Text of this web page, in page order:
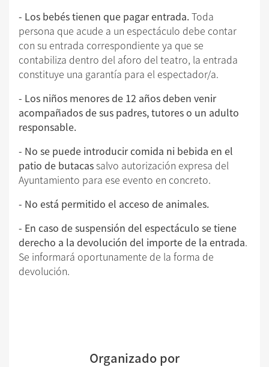
- Los bebés tienen que pagar entrada.Toda
persona que acude a un espectáculo debe contar
con su entrada correspondiente ya que se
contabiliza dentro del aforo del teatro, la entrada
constituye una garantía para el espectador/a.
- Los niños menores de 12 años deben venir
acompañados de sus padres, tutores o un adulto
responsable.
- No se puede introducir comida ni bebida en el
patio de butacassalvo autorización expresa del
Ayuntamiento para ese evento en concreto.
- No está permitido el acceso de animales.
- En caso de suspensión del espectáculo se tiene
derecho a la devolución del importe de la entrada.
Se informará oportunamente de la forma de
devolución.
Organizado por